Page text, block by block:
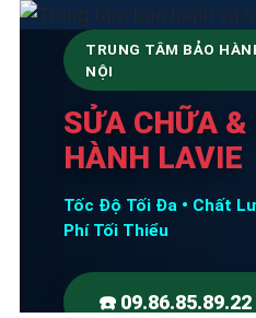
TRUNG TÂM BẢO
NỘI
SỬA CHỮA &
HÀNH LAVIE
Tốc Độ Tối Đa • Chất
Phí Tối Thiểu
☎️ 09.86.85.89.22